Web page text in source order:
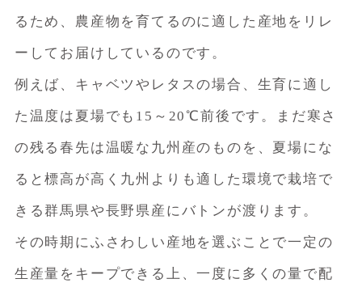
るため、農産物を育てるのに適した産地をリレ
ーしてお届けしているのです。
例えば、キャベツやレタスの場合、生育に適し
た温度は夏場でも15～20℃前後です。まだ寒さ
の残る春先は温暖な九州産のものを、夏場にな
ると標高が高く九州よりも適した環境で栽培で
きる群馬県や長野県産にバトンが渡ります。
その時期にふさわしい産地を選ぶことで一定の
生産量をキープできる上、一度に多くの量で配